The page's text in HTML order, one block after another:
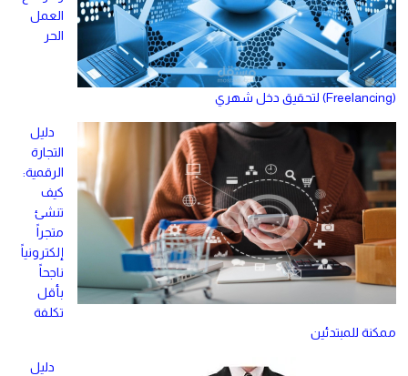
العمل
الحر
(Freelancing) لتحقيق دخل شهري
دليل
التجارة
الرقمية:
كيف
تنشئ
متجراً
إلكترونياً
ناجحاً
بأقل
تكلفة
ممكنة للمبتدئين
دليل